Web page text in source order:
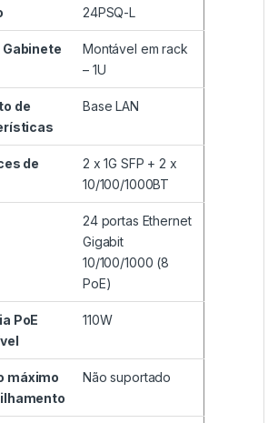
24PSQ-L
Gabinete
Montável em rack
– 1U
de
Base LAN
de
2 x 1G SFP + 2 x
10/100/1000BT
24 portas Ethernet
Gigabit
10/100/1000 (8
PoE)
PoE
110W
máximo
Não suportado